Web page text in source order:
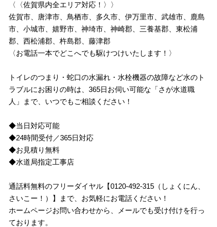
〈〈佐賀県内全エリア対応！〉〉
佐賀市、唐津市、鳥栖市、多久市、伊万里市、武雄市、鹿島
市、小城市、嬉野市、神埼市、神崎郡、三養基郡、東松浦
郡、西松浦郡、杵島郡、藤津郡
〈お電話一本でどこへでも駆けつけいたします！〉
トイレのつまり・蛇口の水漏れ・水栓機器の故障など水のト
ラブルにお困りの時は、365日お伺い可能な「さが水道職
人」まで、いつでもご相談ください！
◆当日対応可能
◆24時間受付／365日対応
◆お見積り無料
◆水道局指定工事店
通話料無料のフリーダイヤル【0120-492-315（しょくにん、
さいこー！）】まで、お気軽にお電話ください！
ホームページお問い合わせから、メールでも受け付けを行っ
ております。